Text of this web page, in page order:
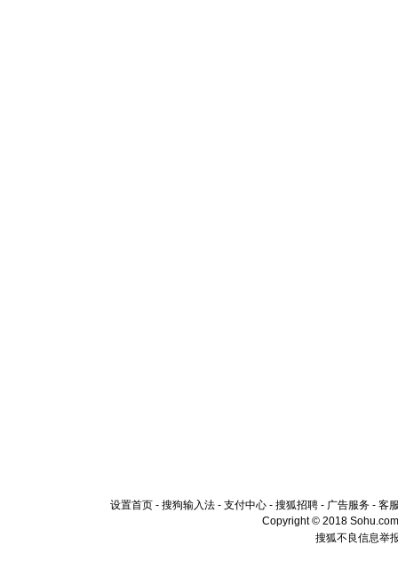
设置首页 - 搜狗输入法 - 支付中心 - 搜狐招聘 - 广告服务 - 客
Copyright © 2018
搜狐不良信息举